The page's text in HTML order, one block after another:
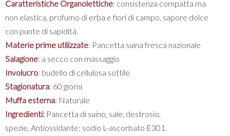
Caratteristiche Organolettiche: consistenza compatta ma
non elastica, profumo di erba e fiori di campo, sapore dolce
con punte di sapidità.
Materie prime utilizzate: Pancetta suina fresca nazionale
Salagione: a secco con massaggio
Involucro: budello di cellulosa sottile
Stagionatura: 60 giorni
Muffa esterna: Naturale
Ingredienti: Pancetta di suino, sale, destrosio,
spezie, Antiossidante: sodio L-ascorbato E301.